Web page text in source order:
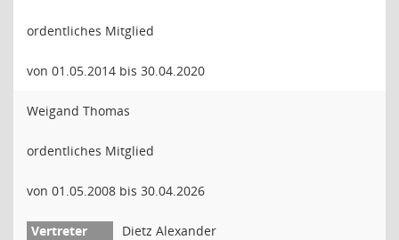
ordentliches Mitglied
von 01.05.2014 bis 30.04.2020
Weigand Thomas
ordentliches Mitglied
von 01.05.2008 bis 30.04.2026
Dietz Alexander